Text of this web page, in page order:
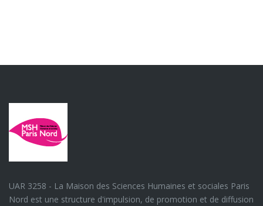
UAR 3258 - La Maison des Sciences Humaines et sociales Paris
Nord est une structure d'impulsion, de promotion et de diffusion